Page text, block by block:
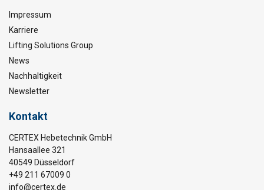
Impressum
Karriere
Lifting Solutions Group
News
Nachhaltigkeit
Newsletter
Kontakt
CERTEX Hebetechnik GmbH
Hansaallee 321
40549 Düsseldorf
+49 211 67009 0
info@certex.de